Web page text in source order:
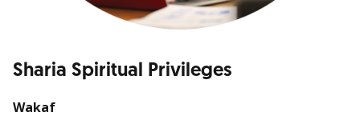
Sharia Spiritual Privileges
Wakaf